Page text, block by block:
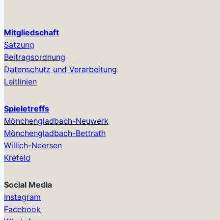
Mitgliedschaft
Satzung
Beitragsordnung
Datenschutz und Verarbeitung
Leitlinien
Spieletreffs
Mönchengladbach-Neuwerk
Mönchengladbach-Bettrath
Willich-Neersen
Krefeld
Social Media
Instagram
Facebook